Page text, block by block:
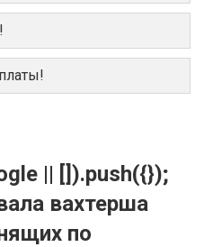
|| []).push({});
вахтерша
по